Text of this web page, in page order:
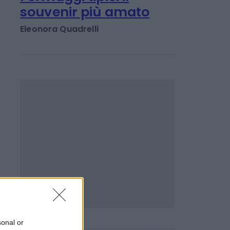
or
La cucina italiana
motore del turismo.